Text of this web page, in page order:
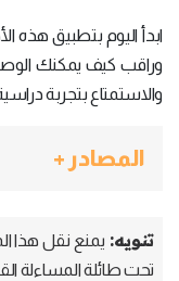
ابدأ اليوم بتطبيق هذه
وراقب كيف يمكنك
والاستمتاع بتجربة دراسية
المصادر +
تنويه: يمنع نقل هذا
تحت طائلة المساءلة